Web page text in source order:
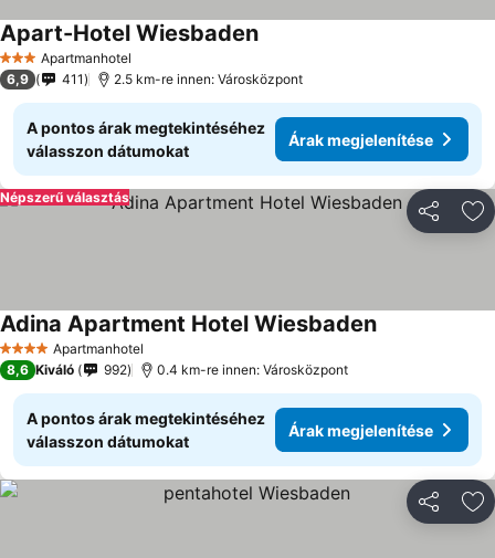
3 KategóriaApartmanhotel
Apart-Hotel Wiesbaden
6,9 411 2.5 km-re innen: Városközpont
A pontos árak megtekintéséhez
válasszon dátumokat
Árak megjelenítése
Népszerű választás
4 KategóriaApartmanhotel
Adina Apartment Hotel Wiesbaden
8,6 Kiváló 992 0.4 km-re innen: Városközpont
A pontos árak megtekintéséhez
válasszon dátumokat
Árak megjelenítése